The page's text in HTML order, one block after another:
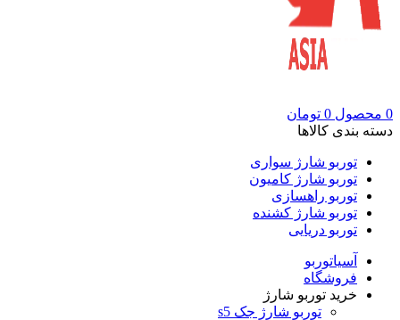
0 محصول 0 تومان
دسته بندی کالاها
توربو شارژ سواری
توربو شارژ کامیون
توربو راهسازی
توربو شارژ کشنده
توربو دریایی
آسیاتوربو
فروشگاه
خرید توربو شارژ
توربو شارژ جک s5